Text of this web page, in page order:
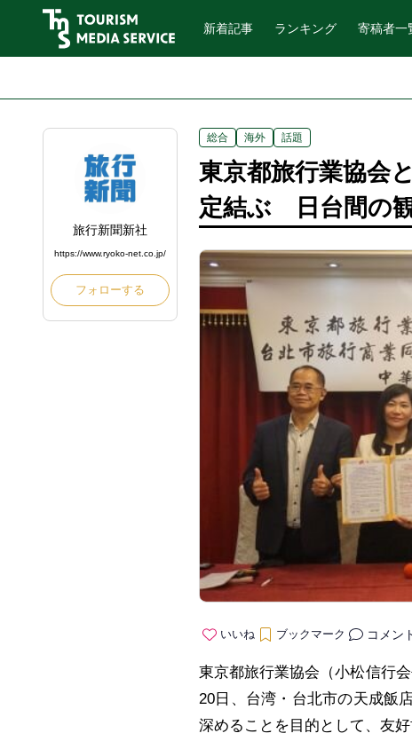
新着記事 ランキング 寄稿者一
旅行新聞新社
https://www.ryoko-net.co.jp/
フォローする
総合 海外 話題
東京都旅行業協会
定結ぶ 日台間の
いいね ブックマーク コメン
東京都旅行業協会（小松信行
20日、台湾・台北市の天成飯
深めることを目的として、友好